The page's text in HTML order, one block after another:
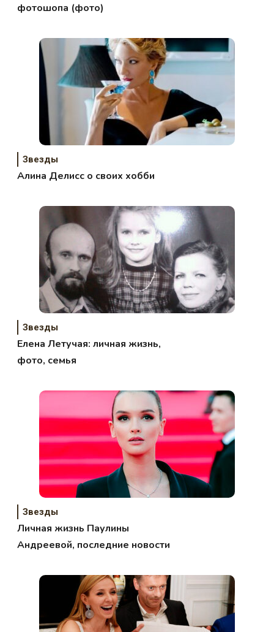
фотошопа (фото)
Звезды
Алина Делисс о своих хобби
Звезды
Елена Летучая: личная жизнь,
фото, семья
Звезды
Личная жизнь Паулины
Андреевой, последние новости